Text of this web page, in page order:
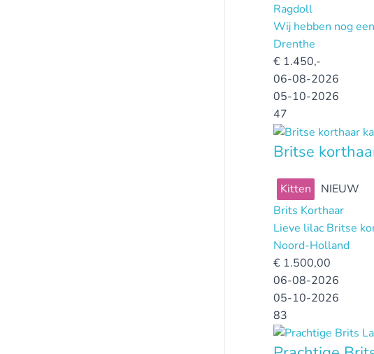
Ragdoll
Wij hebben nog
Drenthe
€ 1.450,-
06-08-2026
05-10-2026
47
Britse
Kitten
NIEUW
Brits Korthaar
Lieve lilac Britse
Noord-Holland
€ 1.500,00
06-08-2026
05-10-2026
83